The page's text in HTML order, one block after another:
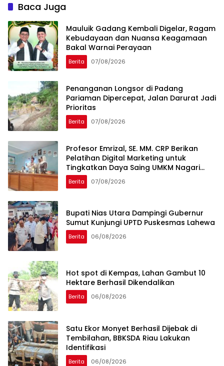
Baca Juga
Mauluik Gadang Kembali Digelar, Ragam
Kebudayaan dan Nuansa Keagamaan
Bakal Warnai Perayaan
Berita 07/08/2026
Penanganan Longsor di Padang
Pariaman Dipercepat, Jalan Darurat Jadi
Prioritas
Berita 07/08/2026
Profesor Emrizal, SE. MM. CRP Berikan
Pelatihan Digital Marketing untuk
Tingkatkan Daya Saing UMKM Nagari
Toboh Gadang
Berita 07/08/2026
Bupati Nias Utara Dampingi Gubernur
Sumut Kunjungi UPTD Puskesmas Lahewa
Berita 06/08/2026
Hot spot di Kempas, Lahan Gambut 10
Hektare Berhasil Dikendalikan
Berita 06/08/2026
Satu Ekor Monyet Berhasil Dijebak di
Tembilahan, BBKSDA Riau Lakukan
Identifikasi
Berita 06/08/2026